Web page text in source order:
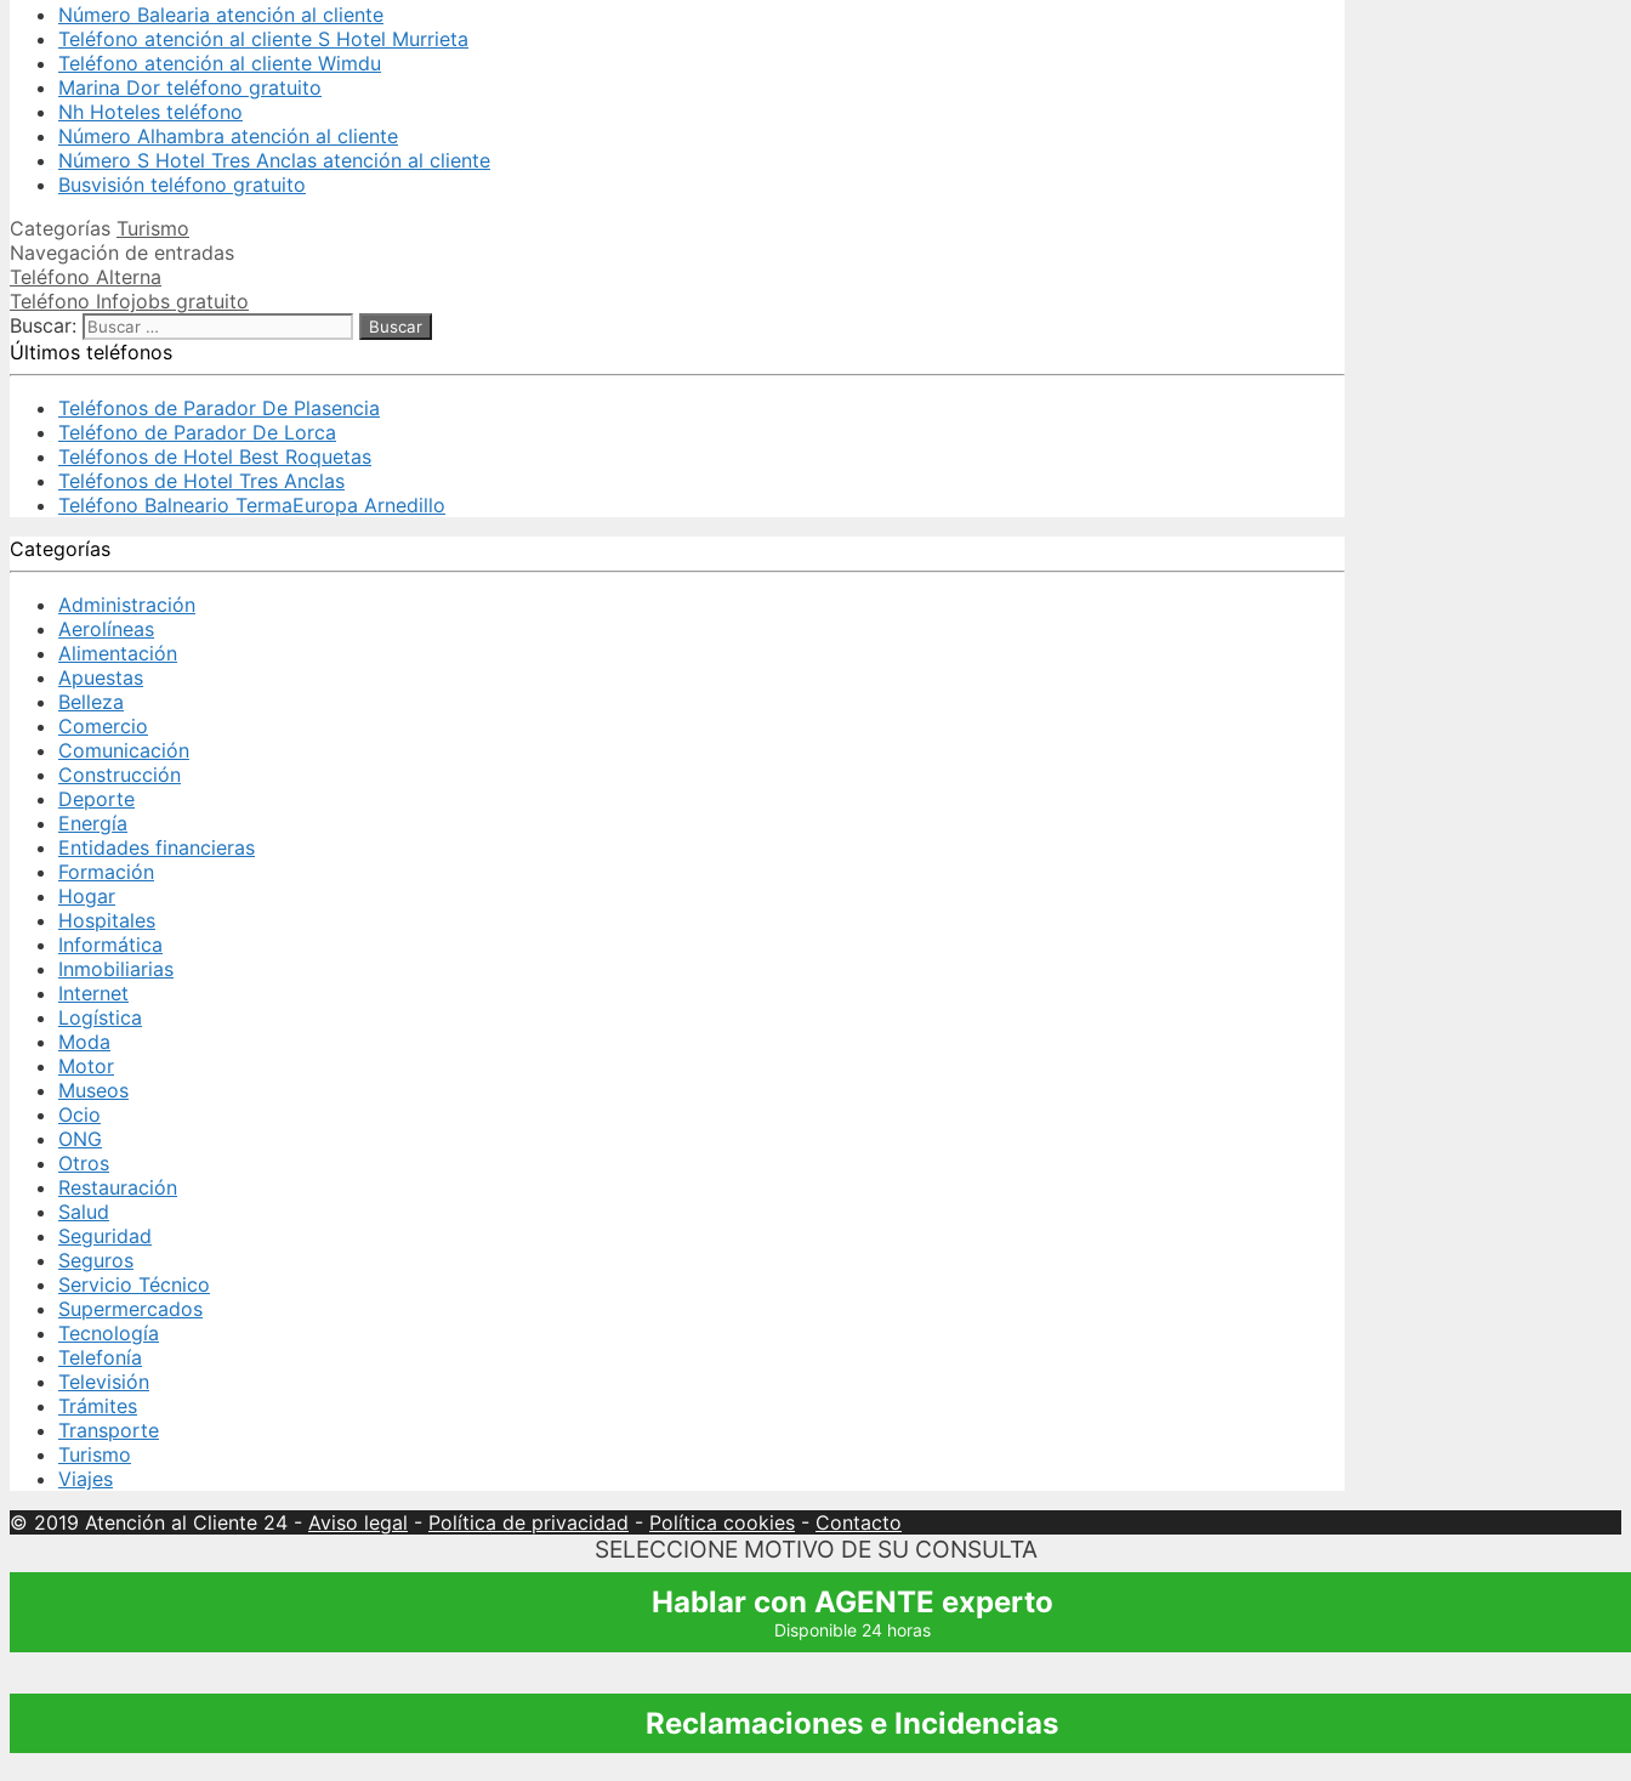
Número Balearia atención al cliente
Teléfono atención al cliente S Hotel Murrieta
Teléfono atención al cliente Wimdu
Marina Dor teléfono gratuito
Nh Hoteles teléfono
Número Alhambra atención al cliente
Número S Hotel Tres Anclas atención al cliente
Busvisión teléfono gratuito
Categorías Turismo
Navegación de entradas
Teléfono Alterna
Teléfono Infojobs gratuito
Buscar:
Últimos teléfonos
Teléfonos de Parador De Plasencia
Teléfono de Parador De Lorca
Teléfonos de Hotel Best Roquetas
Teléfonos de Hotel Tres Anclas
Teléfono Balneario TermaEuropa Arnedillo
Categorías
Administración
Aerolíneas
Alimentación
Apuestas
Belleza
Comercio
Comunicación
Construcción
Deporte
Energía
Entidades financieras
Formación
Hogar
Hospitales
Informática
Inmobiliarias
Internet
Logística
Moda
Motor
Museos
Ocio
ONG
Otros
Restauración
Salud
Seguridad
Seguros
Servicio Técnico
Supermercados
Tecnología
Telefonía
Televisión
Trámites
Transporte
Turismo
Viajes
© 2019 Atención al Cliente 24 - Aviso legal - Política de privacidad - Política cookies - Contacto
SELECCIONE MOTIVO DE SU CONSULTA
Hablar con AGENTE experto
Disponible 24 horas
Reclamaciones e Incidencias